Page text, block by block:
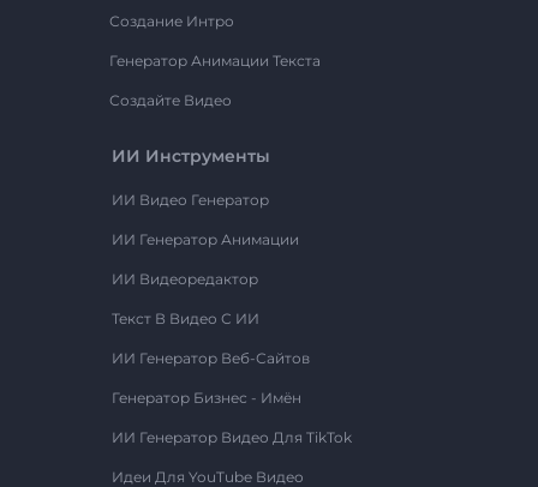
Создание Интро
Генератор Анимации Текста
Создайте Видео
ИИ Инструменты
ИИ Видео Генератор
ИИ Генератор Анимации
ИИ Видеоредактор
Текст В Видео С ИИ
ИИ Генератор Веб-Сайтов
Генератор Бизнес - Имён
ИИ Генератор Видео Для TikTok
Идеи Для YouTube Видео